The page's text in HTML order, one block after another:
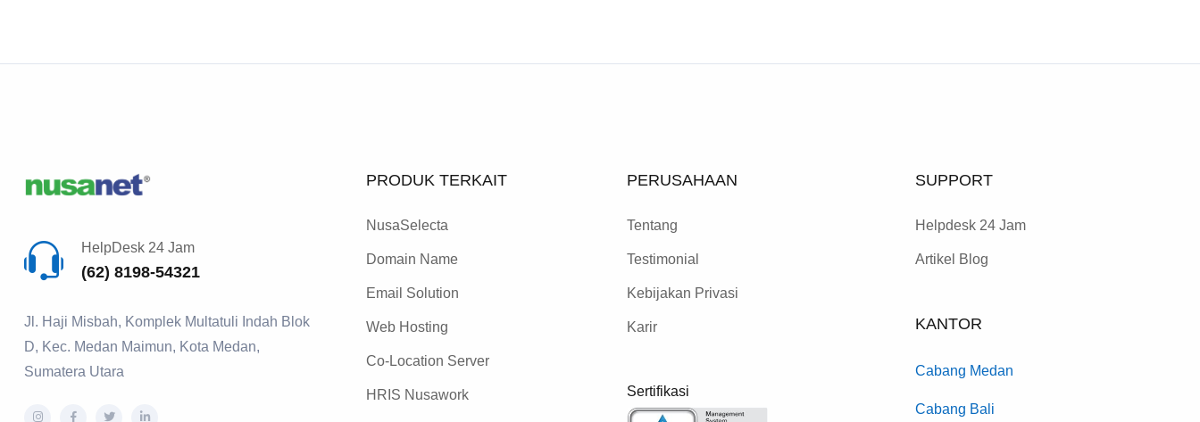
HelpDesk 24 Jam
(62) 8198-54321
Jl. Haji Misbah, Komplek Multatuli Indah Blok
D, Kec. Medan Maimun, Kota Medan,
Sumatera Utara
PRODUK TERKAIT
NusaSelecta
Domain Name
Email Solution
Web Hosting
Co-Location Server
HRIS Nusawork
PERUSAHAAN
Tentang
Testimonial
Kebijakan Privasi
Karir
Sertifikasi
SUPPORT
Helpdesk 24 Jam
Artikel Blog
KANTOR
Cabang Medan
Cabang Bali